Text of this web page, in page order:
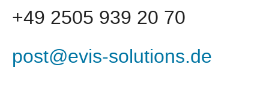
+49 2505 939 20 70
post@evis-solutions.de